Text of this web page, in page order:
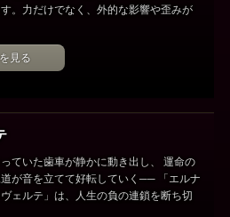
。力だけでなく、外的な影響や歪みが
見る
っていた歯車が静かに動き出し、 運命の
が音を立てて好転していく── 「エルナ
ェルテ」は、人生の負の連鎖を断ち切